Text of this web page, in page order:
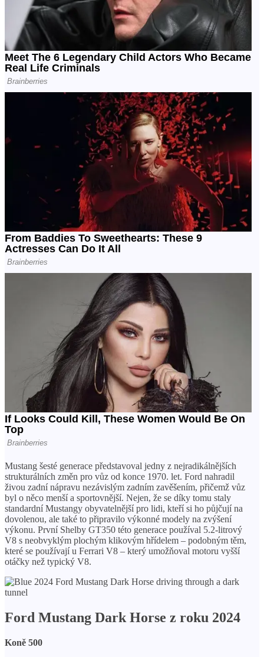
Mustang šesté generace představoval jedny z nejradikálnějších
strukturálních změn pro vůz od konce 1970. let. Ford nahradil
živou zadní nápravu nezávislým zadním zavěšením, přičemž vůz
byl o něco menší a sportovnější. Nejen, že se díky tomu staly
standardní Mustangy obyvatelnější pro lidi, kteří si ho půjčují na
dovolenou, ale také to připravilo výkonné modely na zvýšení
výkonu. První Shelby GT350 této generace používal 5.2-litrový
V8 s neobvyklým plochým klikovým hřídelem – podobným těm,
které se používají u Ferrari V8 – který umožňoval motoru vyšší
otáčky než typický V8.
Ford Mustang Dark Horse z roku 2024
Koně 500